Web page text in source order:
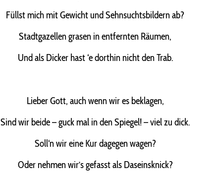
Füllst mich mit Gewicht und Sehnsuchtsbildern ab?
Stadtgazellen grasen in entfernten Räumen,
Und als Dicker hast ‘e dorthin nicht den Trab.
Lieber Gott, auch wenn wir es beklagen,
Sind wir beide – guck mal in den Spiegel! – viel zu dick.
Soll‘n wir eine Kur dagegen wagen?
Oder nehmen wir’s gefasst als Daseinsknick?